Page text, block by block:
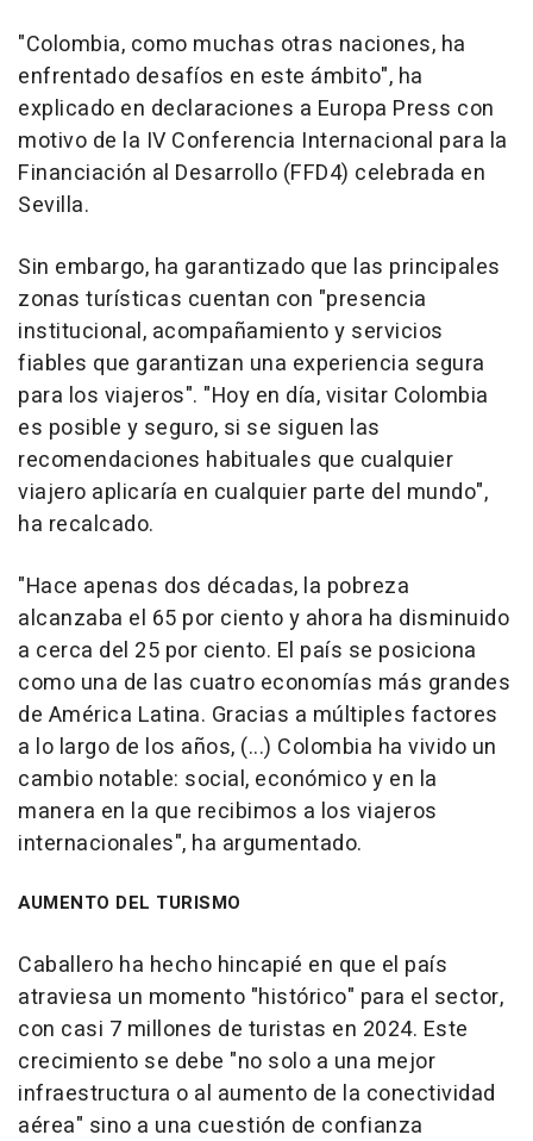
"Colombia, como muchas otras naciones, ha
enfrentado desafíos en este ámbito", ha
explicado en declaraciones a Europa Press con
motivo de la IV Conferencia Internacional para la
Financiación al Desarrollo (FFD4) celebrada en
Sevilla.
Sin embargo, ha garantizado que las principales
zonas turísticas cuentan con "presencia
institucional, acompañamiento y servicios
fiables que garantizan una experiencia segura
para los viajeros". "Hoy en día, visitar Colombia
es posible y seguro, si se siguen las
recomendaciones habituales que cualquier
viajero aplicaría en cualquier parte del mundo",
ha recalcado.
"Hace apenas dos décadas, la pobreza
alcanzaba el 65 por ciento y ahora ha disminuido
a cerca del 25 por ciento. El país se posiciona
como una de las cuatro economías más grandes
de América Latina. Gracias a múltiples factores
a lo largo de los años, (...) Colombia ha vivido un
cambio notable: social, económico y en la
manera en la que recibimos a los viajeros
internacionales", ha argumentado.
AUMENTO DEL TURISMO
Caballero ha hecho hincapié en que el país
atraviesa un momento "histórico" para el sector,
con casi 7 millones de turistas en 2024. Este
crecimiento se debe "no solo a una mejor
infraestructura o al aumento de la conectividad
aérea" sino a una cuestión de confianza